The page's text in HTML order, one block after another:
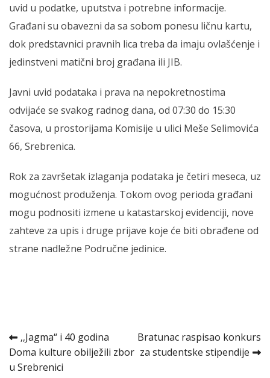
uvid u podatke, uputstva i potrebne informacije.
Građani su obavezni da sa sobom ponesu ličnu kartu,
dok predstavnici pravnih lica treba da imaju ovlašćenje i
jedinstveni matični broj građana ili JIB.
Javni uvid podataka i prava na nepokretnostima
odvijaće se svakog radnog dana, od 07:30 do 15:30
časova, u prostorijama Komisije u ulici Meše Selimovića
66, Srebrenica.
Rok za završetak izlaganja podataka je četiri meseca, uz
mogućnost produženja. Tokom ovog perioda građani
mogu podnositi izmene u katastarskoj evidenciji, nove
zahteve za upis i druge prijave koje će biti obrađene od
strane nadležne Područne jedinice.
Kretanje
članka
‚‚Jagma“ i 40 godina
Doma kulture obilježili zbor
u Srebrenici
Bratunac raspisao konkurs
za studentske stipendije